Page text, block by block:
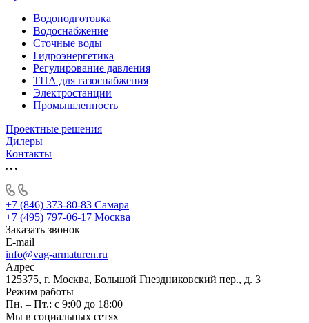
Водоподготовка
Водоснабжение
Сточные воды
Гидроэнергетика
Регулирование давления
ТПА для газоснабжения
Электростанции
Промышленность
Проектные решения
Дилеры
Контакты
+7 (846) 373-80-83 Самара
+7 (495) 797-06-17 Москва
Заказать звонок
E-mail
info@vag-armaturen.ru
Адрес
125375, г. Москва, Большой Гнездниковский пер., д. 3
Режим работы
Пн. – Пт.: с 9:00 до 18:00
Мы в социальных сетях